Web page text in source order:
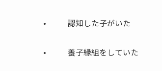
• 認知した子がいた
• 養子縁組をしていた